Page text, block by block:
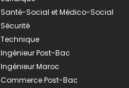
Santé-Social et Médico-Social
Sécurité
Technique
Ingénieur Post-Bac
Ingénieur Maroc
Commerce Post-Bac